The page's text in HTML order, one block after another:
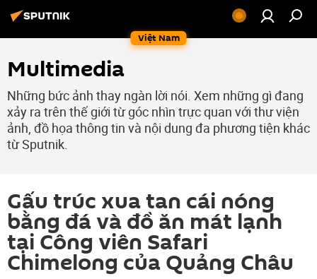
Việt Nam
Multimedia
Những bức ảnh thay ngàn lời nói. Xem những gì đang
xảy ra trên thế giới từ góc nhìn trực quan với thư viện
ảnh, đồ họa thông tin và nội dung đa phương tiện khác
từ Sputnik.
Gấu trúc xua tan cái nóng
bằng đá và đồ ăn mát lạnh
tại Công viên Safari
Chimelong của Quảng Châu